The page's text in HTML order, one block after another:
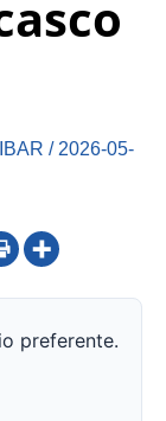
/ 2026-05-
preferente.